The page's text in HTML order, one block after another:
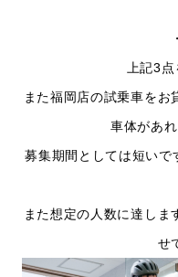
上記3
また福岡店の試乗車を
車体があ
募集期間としては短い
また想定の人数に達しま
せ